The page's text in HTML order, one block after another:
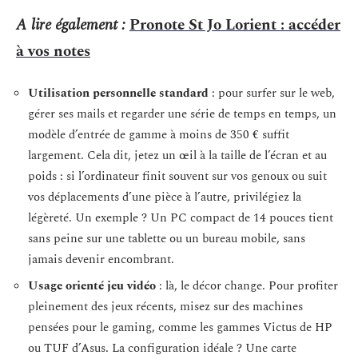
A lire également :Pronote St Jo Lorient : accéder
à vos notes
Utilisation personnelle standard : pour surfer sur le web,
gérer ses mails et regarder une série de temps en temps, un
modèle d’entrée de gamme à moins de 350 € suffit
largement. Cela dit, jetez un œil à la taille de l’écran et au
poids : si l’ordinateur finit souvent sur vos genoux ou suit
vos déplacements d’une pièce à l’autre, privilégiez la
légèreté. Un exemple ? Un PC compact de 14 pouces tient
sans peine sur une tablette ou un bureau mobile, sans
jamais devenir encombrant.
Usage orienté jeu vidéo : là, le décor change. Pour profiter
pleinement des jeux récents, misez sur des machines
pensées pour le gaming, comme les gammes Victus de HP
ou TUF d’Asus. La configuration idéale ? Une carte